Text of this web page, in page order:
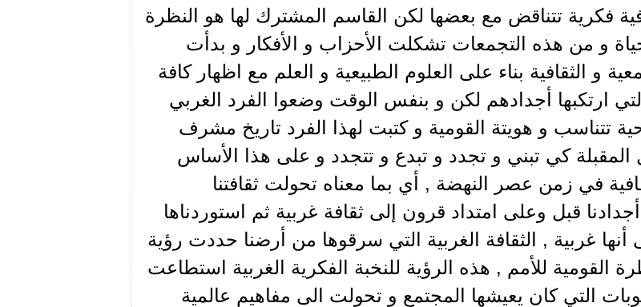
فكرية تتناقض مع بعضها لكن القاسم المشترك لها هو النظرة
و من هذه التجمعات تشكلت الأحزاب و الأفكار و بدأت
و الثقافية بناء على العلوم الطبيعية و العلم مع اظهار كافة
ارتكبها أجدادهم لكن و بنفس الوقت وضعوا الفرد الغربي
تتناسب و هويتة القومية و كتبت لهذا الفرد تاريخ مشرف
المقبلة كي تبني و تجدد و تبدع و تتجدد و على هذا الأساس
في زمن عصر النهضة , أي بما معناه تحولت ثقافتنا
أجدادنا قبل وعلى امتداد قرون إلى ثقافة غربية ثم استوردناها
غربية , الثقافة الغربية التي سرقوها من أرضنا حددت رؤية
القومية للأمم , هذه الرؤية للنخبة الفكرية الغربية استطاعت
التي كان يعيشها المجتمع و تحولت الى مفاهيم عالمية